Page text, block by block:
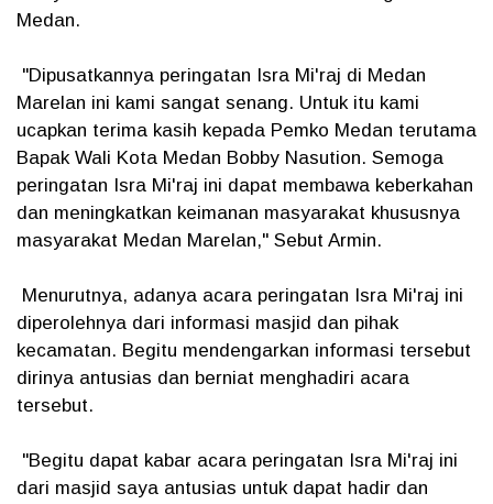
Medan.
"Dipusatkannya peringatan Isra Mi'raj di Medan
Marelan ini kami sangat senang. Untuk itu kami
ucapkan terima kasih kepada Pemko Medan terutama
Bapak Wali Kota Medan Bobby Nasution. Semoga
peringatan Isra Mi'raj ini dapat membawa keberkahan
dan meningkatkan keimanan masyarakat khususnya
masyarakat Medan Marelan," Sebut Armin.
Menurutnya, adanya acara peringatan Isra Mi'raj ini
diperolehnya dari informasi masjid dan pihak
kecamatan. Begitu mendengarkan informasi tersebut
dirinya antusias dan berniat menghadiri acara
tersebut.
"Begitu dapat kabar acara peringatan Isra Mi'raj ini
dari masjid saya antusias untuk dapat hadir dan